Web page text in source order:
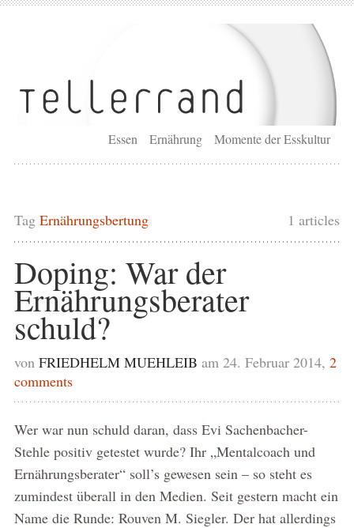
Essen Ernährung Momente der Esskultur
1 articles
Tag Ernährungsbertung
Doping: War der
Ernährungsberater
schuld?
von FRIEDHELM MUEHLEIB am 24. Februar 2014, 2
comments
Wer war nun schuld daran, dass Evi Sachenbacher-
Stehle positiv getestet wurde? Ihr „Mentalcoach und
Ernährungsberater“ soll’s gewesen sein – so steht es
zumindest überall in den Medien. Seit gestern macht ein
Name die Runde: Rouven M. Siegler. Der hat allerdings